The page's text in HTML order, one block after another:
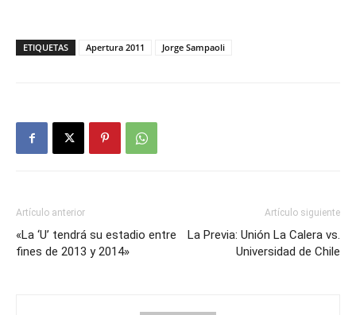
ETIQUETAS Apertura 2011 Jorge Sampaoli
Artículo anterior
«La ‘U’ tendrá su estadio entre
fines de 2013 y 2014»
Artículo siguiente
La Previa: Unión La Calera vs.
Universidad de Chile